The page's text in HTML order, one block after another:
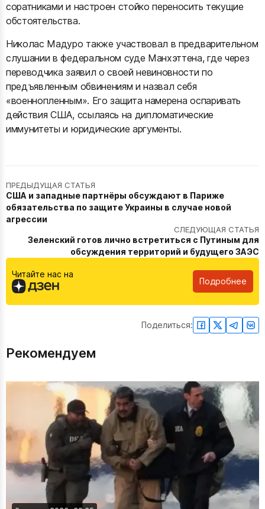
соратниками и настроен стойко переносить текущие
обстоятельства.
Николас Мадуро также участвовал в предварительном
слушании в федеральном суде Манхэттена, где через
переводчика заявил о своей невиновности по
предъявленным обвинениям и назвал себя
«военнопленным». Его защита намерена оспаривать
действия США, ссылаясь на дипломатические
иммунитеты и юридические аргументы.
ПРЕДЫДУЩАЯ СТАТЬЯ
США и западные партнёры обсуждают в Париже
обязательства по защите Украины в случае новой
агрессии
СЛЕДУЮЩАЯ СТАТЬЯ
Зеленский готов лично встретиться с Путиным для
обсуждения территорий и будущего ЗАЭС
Читайте нас на
Подробнее
Поделиться:
Рекомендуем